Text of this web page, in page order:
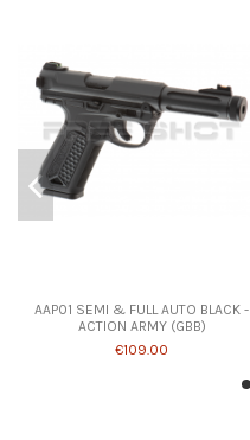
AAP01 SEMI & FULL AUTO BLACK -
ACTION ARMY (GBB)
€109.00